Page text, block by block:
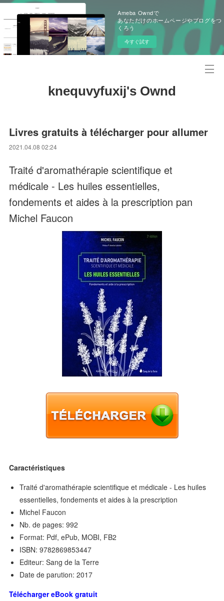
Ameba Owndで
あなただけのホームページやブログをつ
くろう
今すぐ試す
knequvyfuxij's Ownd
Livres gratuits à télécharger pour allumer
2021.04.08 02:24
Traité d'aromathérapie scientifique et
médicale - Les huiles essentielles,
fondements et aides à la prescription pan
Michel Faucon
Caractéristiques
Traité d'aromathérapie scientifique et médicale - Les huiles
essentielles, fondements et aides à la prescription
Michel Faucon
Nb. de pages: 992
Format: Pdf, ePub, MOBI, FB2
ISBN: 9782869853447
Editeur: Sang de la Terre
Date de parution: 2017
Télécharger eBook gratuit